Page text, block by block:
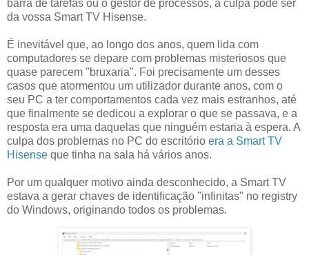
barra de tarefas ou o gestor de processos, a culpa pode ser
da vossa Smart TV Hisense.
É inevitável que, ao longo dos anos, quem lida com
computadores se depare com problemas misteriosos que
quase parecem "bruxaria". Foi precisamente um desses
casos que atormentou um utilizador durante anos, com o
seu PC a ter comportamentos cada vez mais estranhos, até
que finalmente se dedicou a explorar o que se passava, e a
resposta era uma daquelas que ninguém estaria à espera. A
culpa dos problemas no PC do escritório era a Smart TV
Hisense que tinha na sala há vários anos.
Por um qualquer motivo ainda desconhecido, a Smart TV
estava a gerar chaves de identificação "infinitas" no registry
do Windows, originando todos os problemas.